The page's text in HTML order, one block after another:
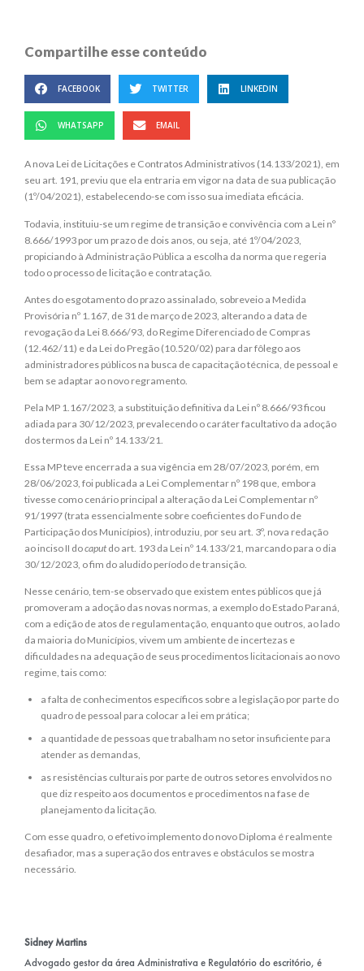
Compartilhe esse conteúdo
FACEBOOK TWITTER LINKEDIN
WHATSAPP EMAIL
A nova Lei de Licitações e Contratos Administrativos (14.133/2021), em
seu art. 191, previu que ela entraria em vigor na data de sua publicação
(1º/04/2021), estabelecendo-se com isso sua imediata eficácia.
Todavia, instituiu-se um regime de transição e convivência com a Lei nº
8.666/1993 por um prazo de dois anos, ou seja, até 1º/04/2023,
propiciando à Administração Pública a escolha da norma que regeria
todo o processo de licitação e contratação.
Antes do esgotamento do prazo assinalado, sobreveio a Medida
Provisória nº 1.167, de 31 de março de 2023, alterando a data de
revogação da Lei 8.666/93, do Regime Diferenciado de Compras
(12.462/11) e da Lei do Pregão (10.520/02) para dar fôlego aos
administradores públicos na busca de capacitação técnica, de pessoal e
bem se adaptar ao novo regramento.
Pela MP 1.167/2023, a substituição definitiva da Lei nº 8.666/93 ficou
adiada para 30/12/2023, prevalecendo o caráter facultativo da adoção
dos termos da Lei nº 14.133/21.
Essa MP teve encerrada a sua vigência em 28/07/2023, porém, em
28/06/2023, foi publicada a Lei Complementar nº 198 que, embora
tivesse como cenário principal a alteração da Lei Complementar nº
91/1997 (trata essencialmente sobre coeficientes do Fundo de
Participação dos Municípios), introduziu, por seu art. 3º, nova redação
ao inciso II docaput do art. 193 da Lei nº 14.133/21, marcando para o dia
30/12/2023, o fim do aludido período de transição.
Nesse cenário, tem-se observado que existem entes públicos que já
promoveram a adoção das novas normas, a exemplo do Estado Paraná,
com a edição de atos de regulamentação, enquanto que outros, ao lado
da maioria do Municípios, vivem um ambiente de incertezas e
dificuldades na adequação de seus procedimentos licitacionais ao novo
regime, tais como:
a falta de conhecimentos específicos sobre a legislação por parte do
quadro de pessoal para colocar a lei em prática;
a quantidade de pessoas que trabalham no setor insuficiente para
atender as demandas,
as resistências culturais por parte de outros setores envolvidos no
que diz respeito aos documentos e procedimentos na fase de
planejamento da licitação.
Com esse quadro, o efetivo implemento do novo Diploma é realmente
desafiador, mas a superação dos entraves e obstáculos se mostra
necessário.
Sidney Martins
Advogado gestor da área Administrativa e Regulatório do escritório, é